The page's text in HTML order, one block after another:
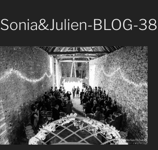
Sonia&Julien-BLOG-